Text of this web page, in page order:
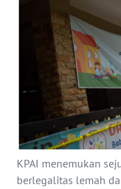
KPAI menemukan
berlegalitas lemah
SAINS-TEKNO
KESEHATAN
INTERNASIONAL
SERBA-SERBI
PENDIDIKAN